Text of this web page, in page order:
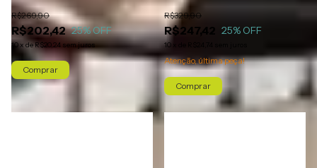
R$202,42
R$269,90
25% OFF
10x deR$20,24 sem juros
Comprar
R$247,42
R$329,90
25% OFF
10
Atenção, última peça!
Comprar